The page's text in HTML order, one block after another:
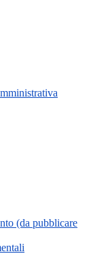
(da pubblicare